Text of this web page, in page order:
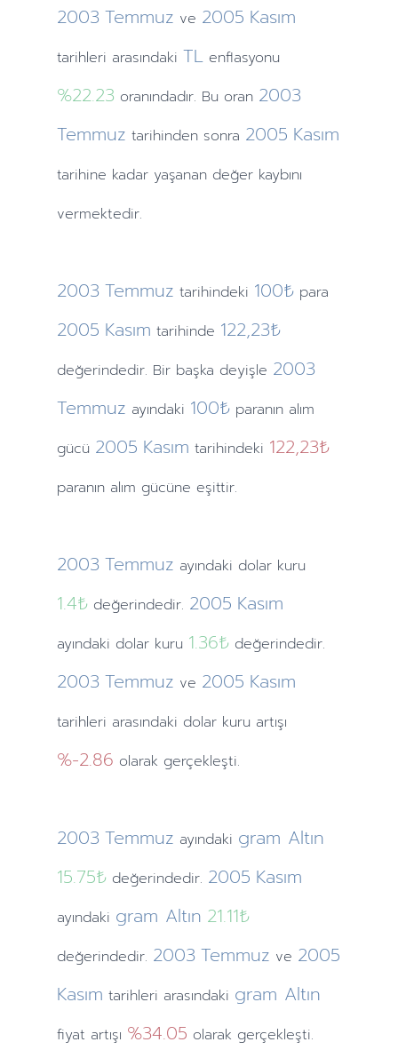
2003 Temmuz ve 2005 Kasım
tarihleri arasındaki TLenflasyonu
%22.23 oranındadır. Bu oran 2003
Temmuz tarihindensonra 2005 Kasım
tarihine kadar yaşanan değer kaybını
vermektedir.
2003 Temmuz tarihindeki 100₺ para
2005 Kasım tarihinde 122,23₺
değerindedir. Bir başka deyişle 2003
Temmuz ayındaki 100₺ paranın alım
gücü 2005 Kasım tarihindeki 122,23₺
paranın alım gücüne eşittir.
2003 Temmuz ayındaki dolar kuru
1.4₺değerindedir. 2005 Kasım
ayındaki dolar kuru 1.36₺değerindedir.
2003 Temmuz ve 2005 Kasım
tarihleri arasındaki dolar kuru artışı
%-2.86 olarak gerçekleşti.
2003 Temmuz ayındaki gram Altın
15.75₺değerindedir. 2005 Kasım
ayındaki gram Altın 21.11₺
değerindedir. 2003 Temmuz ve 2005
Kasım tarihleri arasındaki gram Altın
fiyat artışı %34.05 olarak gerçekleşti.